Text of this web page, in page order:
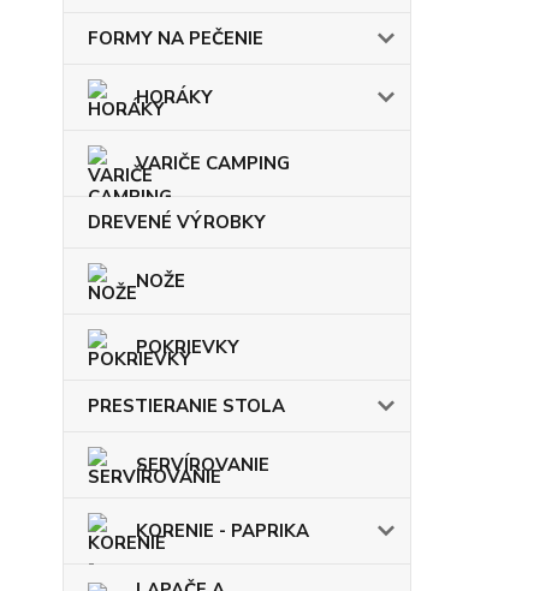
FORMY NA PEČENIE
HORÁKY
VARIČE CAMPING
DREVENÉ VÝROBKY
NOŽE
POKRIEVKY
PRESTIERANIE STOLA
SERVÍROVANIE
KORENIE - PAPRIKA